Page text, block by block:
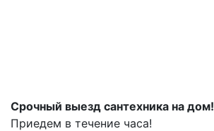
Срочный выезд сантехника на дом!
Приедем в течение часа!